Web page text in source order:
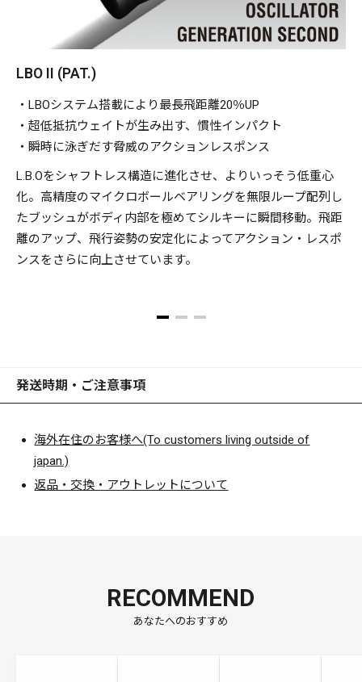
LBO II (PAT.)
・LBOシステム搭載により最長飛距離20％UP
・超低抵抗ウェイトが生み出す、慣性インパクト
・瞬時に泳ぎだす脅威のアクションレスポンス
L.B.Oをシャフトレス構造に進化させ、よりいっそう低重心
化。高精度のマイクロボールベアリングを無限ループ配列し
たブッシュがボディ内部を極めてシルキーに瞬間移動。飛距
離のアップ、飛行姿勢の安定化によってアクション・レスポ
ンスをさらに向上させています。
発送時期・ご注意事項
海外在住のお客様へ(To customers living outside of
japan.)
返品・交換・アウトレットについて
RECOMMEND
あなたへのおすすめ